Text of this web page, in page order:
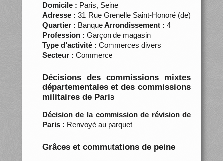
Domicile : Paris, Seine
Adresse : 31 Rue Grenelle Saint-Honoré (de)
Quartier : BanqueArrondissement : 4
Profession : Garçon de magasin
Type d’activité : Commerces divers
Secteur : Commerce
Décisions des commissions mixtes
départementales et des commissions
militaires de Paris
Décision de la commission de révision de
Paris : Renvoyé au parquet
Grâces et commutations de peine